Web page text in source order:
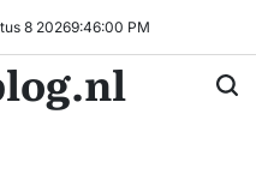
8 20269:46:01 PM